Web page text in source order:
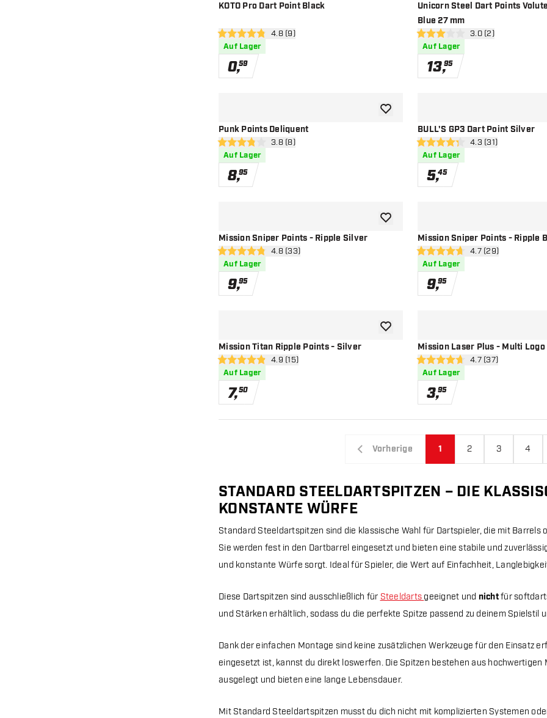
KOTO Pro Dart Point Black
Bewertungsbereich öffnen
4.8 Bewertungssterne
4.8 (9)
Auf Lager
0,59
Unicorn Steel Dart Points
Blue 27 mm
Bewertungsbereich
3 Bewertungssterne
3.0 (2)
Auf Lager
13,95
Punk Points Deliquent
Bewertungsbereich öffnen
3.8 Bewertungssterne
3.8 (8)
Auf Lager
8,95
Zur Wunschliste hinzufügen
BULL'S GP3 Dart Point Silver
Bewertungsbereich
4.3 Bewertungssterne
4.3 (31)
Auf Lager
5,45
Mission Sniper Points - Ripple Silver
Bewertungsbereich öffnen
4.8 Bewertungssterne
4.8 (33)
Auf Lager
9,95
Zur Wunschliste hinzufügen
Mission Sniper Points - Ripple
Bewertungsbereich
4.7 Bewertungssterne
4.7 (29)
Auf Lager
9,95
Mission Titan Ripple Points - Silver
Bewertungsbereich öffnen
4.9 Bewertungssterne
4.9 (15)
Auf Lager
7,50
Zur Wunschliste hinzufügen
Mission Laser Plus - Multi
Bewertungsbereich
4.7 Bewertungssterne
4.7 (37)
Auf Lager
3,95
Vorherige 1 2 3 4
STANDARD STEELDARTSPITZEN – DIE
KONSTANTE WÜRFE
Standard Steeldartspitzen sind die klassische Wahl für Dartspieler, die mit Barrels
Sie werden fest in den Dartbarrel eingesetzt und bieten eine stabile und
und konstante Würfe sorgt. Ideal für Spieler, die Wert auf Einfachheit,
Diese Dartspitzen sind ausschließlich für Steeldarts geeignet und nichtfür
und Stärken erhältlich, sodass du die perfekte Spitze passend zu deinem Spielstil
Dank der einfachen Montage sind keine zusätzlichen Werkzeuge für den Einsatz
eingesetzt ist, kannst du direkt loswerfen. Die Spitzen bestehen aus
ausgelegt und bieten eine lange Lebensdauer.
Mit Standard Steeldartspitzen musst du dich nicht mit komplizierten Systemen